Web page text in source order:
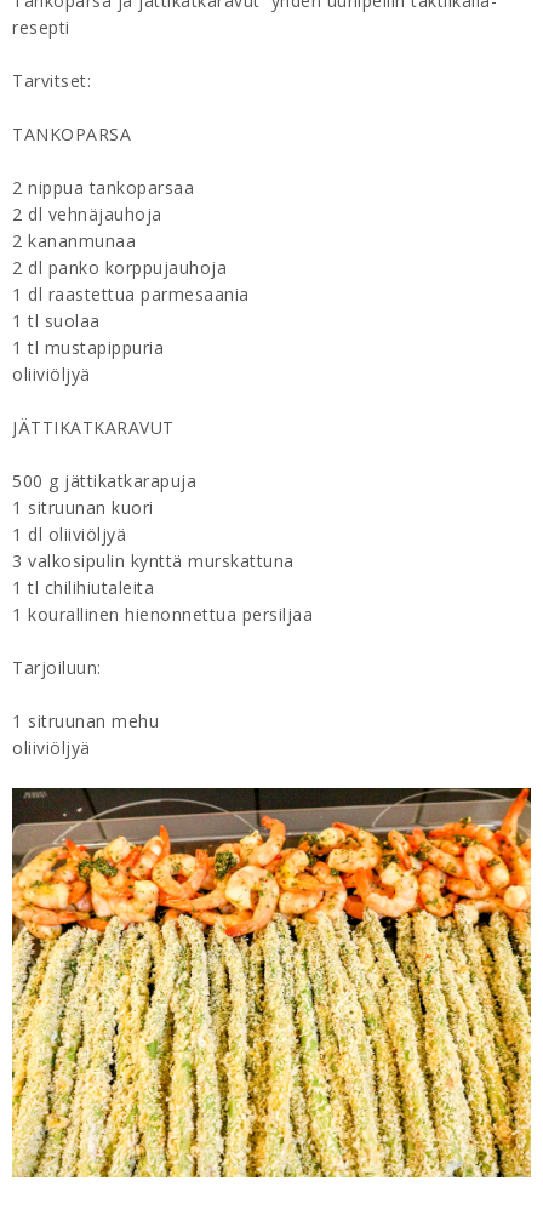
resepti
Tarvitset:
TANKOPARSA
2 nippua tankoparsaa
2 dl vehnäjauhoja
2 kananmunaa
2 dl panko korppujauhoja
1 dl raastettua parmesaania
1 tl suolaa
1 tl mustapippuria
oliiviöljyä
JÄTTIKATKARAVUT
500 g jättikatkarapuja
1 sitruunan kuori
1 dl oliiviöljyä
3 valkosipulin kynttä murskattuna
1 tl chilihiutaleita
1 kourallinen hienonnettua persiljaa
Tarjoiluun:
1 sitruunan mehu
oliiviöljyä